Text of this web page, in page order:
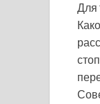
Для